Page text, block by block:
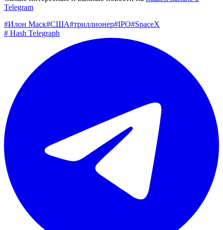
Telegram
#Илон Маск#США#триллионер#IPO#SpaceX
# Hash Telegraph